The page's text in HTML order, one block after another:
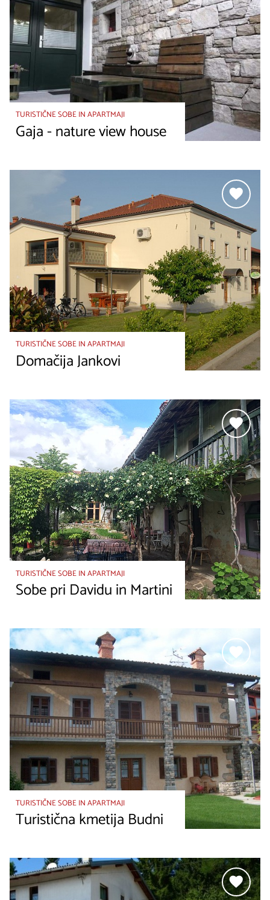
TURISTIČNE SOBE IN APARTMAJI
Gaja - nature view house
TURISTIČNE SOBE IN APARTMAJI
Domačija Jankovi
TURISTIČNE SOBE IN APARTMAJI
Sobe pri Davidu in Martini
TURISTIČNE SOBE IN APARTMAJI
Turistična kmetija Budni